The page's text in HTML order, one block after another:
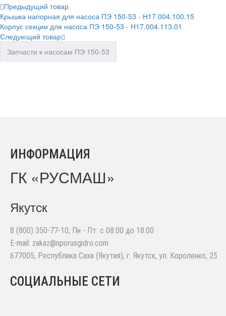
Предыдущий товар
Крышка напорная для насоса ПЭ 150-53 - Н17.004.100.15
Корпус секции для насоса ПЭ 150-53 - Н17.004.113.01
Следующий товар
Запчасти к насосам ПЭ 150-53
ИНФОРМАЦИЯ
ГК «РУСМАШ»
Якутск
8 (800) 350-77-10, Пн - Пт: с 08:00 до 18:00
E-mail: zakaz@nporusgidro.com
677005, Республика Саха (Якутия), г. Якутск, ул. Короленко, 25
СОЦИАЛЬНЫЕ СЕТИ